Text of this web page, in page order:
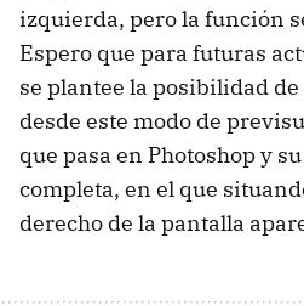
izquierda, pero la función
Espero que para futuras
se plantee la posibilidad de
desde este modo de
que pasa en Photoshop y
completa, en el que
derecho de la pantalla